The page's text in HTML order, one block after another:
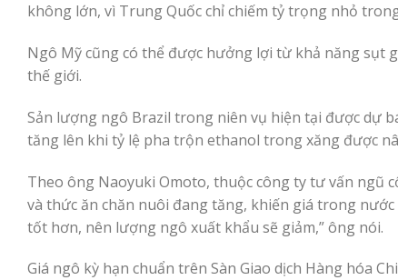
không lớn, vì Trung Quốc chỉ chiếm tỷ trọng nhỏ
Ngô Mỹ cũng có thể được hưởng lợi từ khả năng sụt
thế giới.
Sản lượng ngô Brazil trong niên vụ hiện tại được dự
tăng lên khi tỷ lệ pha trộn ethanol trong xăng được
Theo ông Naoyuki Omoto, thuộc công ty tư vấn ngũ
và thức ăn chăn nuôi đang tăng, khiến giá trong
tốt hơn, nên lượng ngô xuất khẩu sẽ giảm,” ông nói.
Giá ngô kỳ hạn chuẩn trên Sàn Giao dịch Hàng hóa